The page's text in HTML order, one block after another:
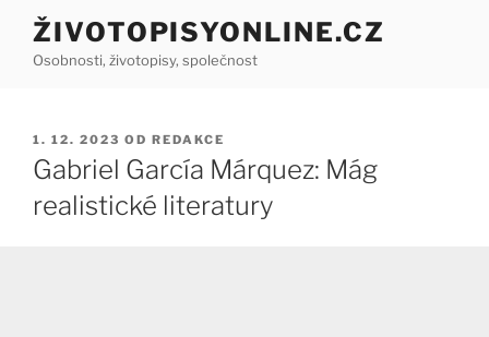
Přejít
obsahu
ŽIVOTOPISYONLINE.CZ
Osobnosti, životopisy, společnost
PUBLIKOVÁNO
1. 12. 2023 OD REDAKCE
Gabriel García Márquez: Mág
realistické literatury